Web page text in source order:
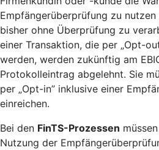
Empfängerüberprüfung zu
bisher ohne Überprüfung zu
einer Transaktion, die per „Opt-
werden, werden zukünftig am
Protokolleintrag abgelehnt. Sie
per „Opt-in” inklusive einer
einreichen.
Bei den FinTS-Prozessen
Nutzung der